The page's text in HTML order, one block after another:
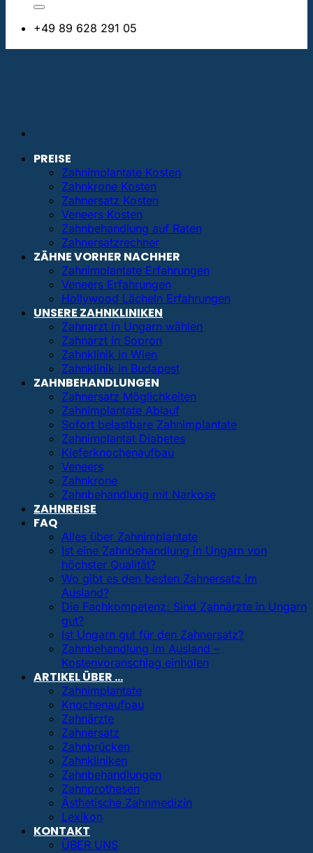
+49 89 628 291 05
PREISE
Zahnimplantate Kosten
Zahnkrone Kosten
Zahnersatz Kosten
Veneers Kosten
Zahnbehandlung auf Raten
Zahnersatzrechner
ZÄHNE VORHER NACHHER
Zahnimplantate Erfahrungen
Veneers Erfahrungen
Hollywood Lächeln Erfahrungen
UNSERE ZAHNKLINIKEN
Zahnarzt in Ungarn wählen
Zahnarzt in Sopron
Zahnklinik in Wien
Zahnklinik in Budapest
ZAHNBEHANDLUNGEN
Zahnersatz Möglichkeiten
Zahnimplantate Ablauf
Sofort belastbare Zahnimplantate
Zahnimplantat Diabetes
Kieferknochenaufbau
Veneers
Zahnkrone
Zahnbehandlung mit Narkose
ZAHNREISE
FAQ
Alles über Zahnimplantate
Ist eine Zahnbehandlung in Ungarn von
höchster Qualität?
Wo gibt es den besten Zahnersatz im
Ausland?
Die Fachkompetenz: Sind Zahnärzte in Ungarn
gut?
Ist Ungarn gut für den Zahnersatz?
Zahnbehandlung im Ausland –
Kostenvoranschlag einholen
ARTIKEL ÜBER …
Zahnimplantate
Knochenaufbau
Zahnärzte
Zahnersatz
Zahnbrücken
Zahnkliniken
Zahnbehandlungen
Zahnprothesen
Ästhetische Zahnmedizin
Lexikon
KONTAKT
ÜBER UNS